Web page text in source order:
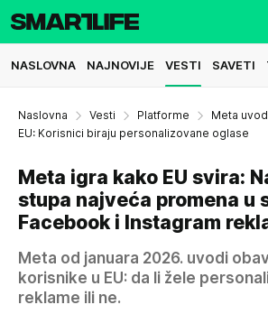
NASLOVNA NAJNOVIJE VESTI SAVETI
Naslovna Vesti Platforme
Meta
EU: Korisnici biraju personalizovane oglase
Meta igra kako EU svira:
stupa najveća promena u
Facebook i Instagram
Meta od januara 2026. uvodi
korisnike u EU: da li žele
reklame ili ne.